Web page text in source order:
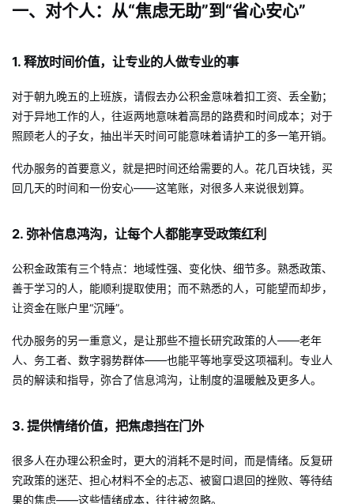
一、对个人：从“焦虑无助”到“省心安心”
1. 释放时间价值，让专业的人做专业的事
对于朝九晚五的上班族，请假去办公积金意味着扣工资、丢全勤；
对于异地工作的人，往返两地意味着高昂的路费和时间成本；对于
照顾老人的子女，抽出半天时间可能意味着请护工的多一笔开销。
代办服务的首要意义，就是把时间还给需要的人。花几百块钱，买
回几天的时间和一份安心——这笔账，对很多人来说很划算。
2. 弥补信息鸿沟，让每个人都能享受政策红利
公积金政策有三个特点：地域性强、变化快、细节多。熟悉政策、
善于学习的人，能顺利提取使用；而不熟悉的人，可能望而却步，
让资金在账户里“沉睡”。
代办服务的另一重意义，是让那些不擅长研究政策的人——老年
人、务工者、数字弱势群体——也能平等地享受这项福利。专业人
员的解读和指导，弥合了信息鸿沟，让制度的温暖触及更多人。
3. 提供情绪价值，把焦虑挡在门外
很多人在办理公积金时，更大的消耗不是时间，而是情绪。反复研
究政策的迷茫、担心材料不全的忐忑、被窗口退回的挫败、等待结
果的焦虑——这些情绪成本，往往被忽略。